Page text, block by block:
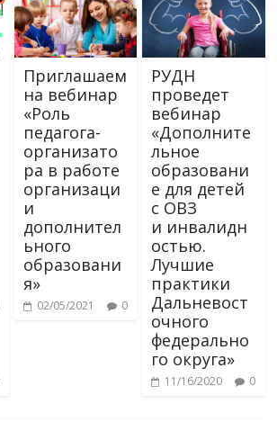
Приглашаем
на вебинар
«Роль
педагога-
организато
ра в работе
организаци
и
дополнител
ьного
образовани
я»
02/05/2021 0
РУДН
проведет
вебинар
«Дополните
льное
образовани
е для детей
с ОВЗ
и инвалидн
остью.
Лучшие
практики
Дальневост
очного
федерально
го округа»
11/16/2020 0